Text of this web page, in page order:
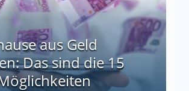
aus Geld
Das sind die 15